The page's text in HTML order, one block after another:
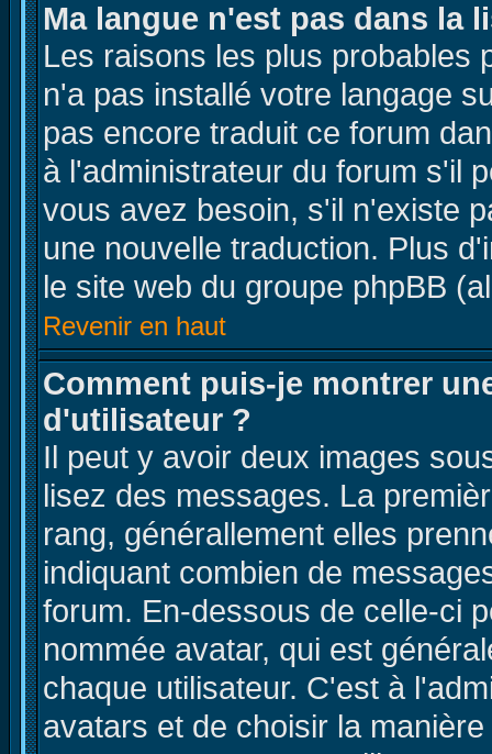
Ma langue n'est pas dans la
Les raisons les plus probables
n'a pas installé votre langage
pas encore traduit ce forum
à l'administrateur du forum s'il
vous avez besoin, s'il n'existe
une nouvelle traduction. Plus
le site web du groupe phpBB
Revenir en haut
Comment puis-je montrer
d'utilisateur ?
Il peut y avoir deux images
lisez des messages. La
rang, générallement elles
indiquant combien de
forum. En-dessous de celle-ci
nommée avatar, qui est
chaque utilisateur. C'est à
avatars et de choisir la